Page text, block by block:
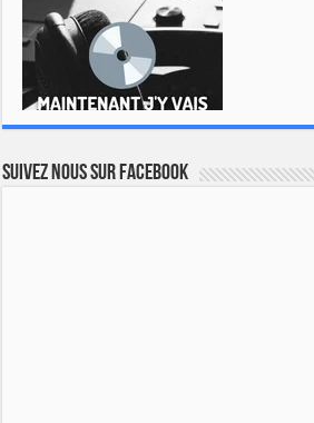
Suivez nous sur Facebook